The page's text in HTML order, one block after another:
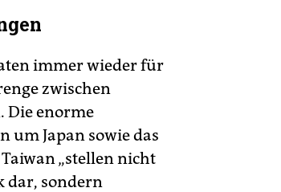
immer wieder für
zwischen
Die enorme
um Japan sowie das
„stellen nicht
dar, sondern